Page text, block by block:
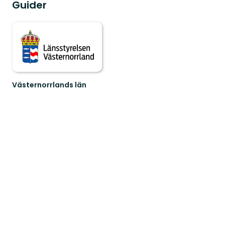
Guider
Västernorrlands län